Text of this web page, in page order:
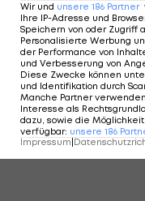
Wir und unsere 186 Partner
Ihre IP-Adresse und
Speichern von oder Zugriff
Personalisierte Werbung
der Performance von
und Verbesserung von
Diese Zwecke können
und Identifikation durch
Manche Partner
Interesse als
dazu, sowie die
verfügbar: unsere 186
Impressum